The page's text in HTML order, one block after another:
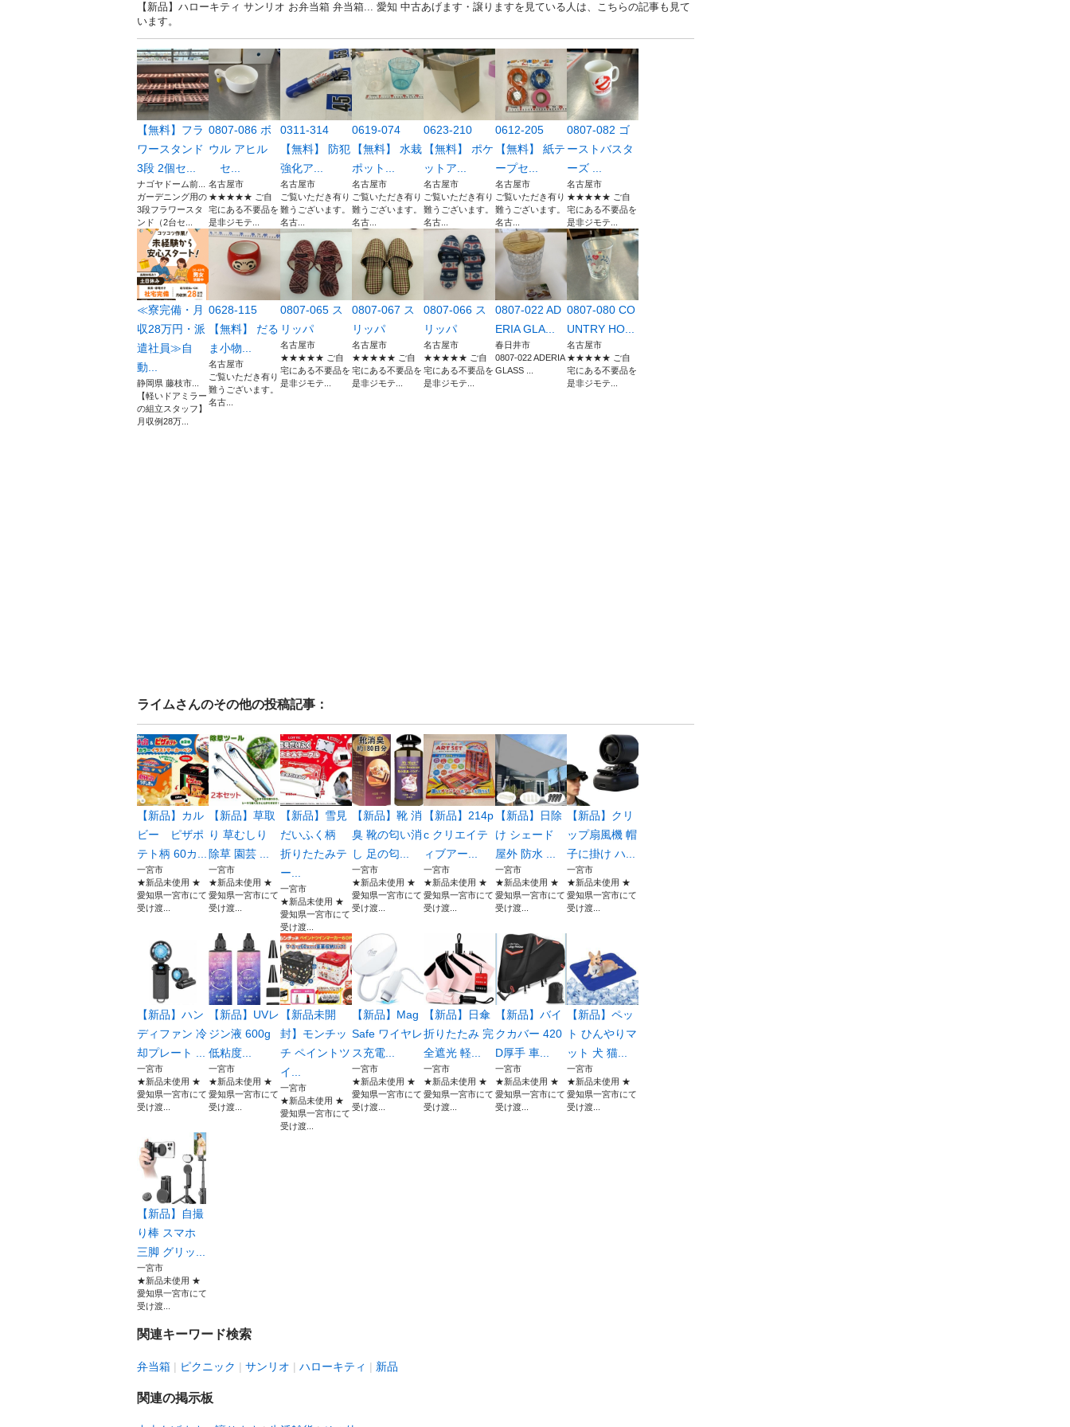
【新品】ハローキティ サンリオ お弁当箱 弁当箱... 愛知 中古あげます・譲りますを見ている人は、こちらの記事も見て
います。
【無料】フラ
ワースタンド
3段 2個セ...
ナゴヤドーム前...
ガーデニング用の
3段フラワースタ
ンド（2台セ...
0807-086 ボ
ウル アヒル
セ...
名古屋市
★★★★★ ご自
宅にある不要品を
是非ジモテ...
0311-314
【無料】 防犯
強化ア...
名古屋市
ご覧いただき有り
難うございます。
名古...
0619-074
【無料】 水栽
ポット...
名古屋市
ご覧いただき有り
難うございます。
名古...
0623-210
【無料】 ポケ
ットア...
名古屋市
ご覧いただき有り
難うございます。
名古...
0612-205
【無料】 紙テ
ープセ...
名古屋市
ご覧いただき有り
難うございます。
名古...
0807-082 ゴ
ーストバスタ
ーズ ...
名古屋市
★★★★★ ご自
宅にある不要品を
是非ジモテ...
≪寮完備・月
収28万円・派
遣社員≫自
動...
静岡県 藤枝市...
【軽いドアミラー
の組立スタッフ】
月収例28万...
0628-115
【無料】 だる
ま小物...
名古屋市
ご覧いただき有り
難うございます。
名古...
0807-065 ス
リッパ
名古屋市
★★★★★ ご自
宅にある不要品を
是非ジモテ...
0807-067 ス
リッパ
名古屋市
★★★★★ ご自
宅にある不要品を
是非ジモテ...
0807-066 ス
リッパ
名古屋市
★★★★★ ご自
宅にある不要品を
是非ジモテ...
0807-022 AD
ERIA GLA...
春日井市
0807-022 ADERIA
GLASS ...
0807-080 CO
UNTRY HO...
名古屋市
★★★★★ ご自
宅にある不要品を
是非ジモテ...
ライムさんのその他の投稿記事：
【新品】カル
ビー ピザポ
テト柄 60カ...
一宮市
★新品未使用 ★
愛知県一宮市にて
受け渡...
【新品】草取
り 草むしり
除草 園芸 ...
一宮市
★新品未使用 ★
愛知県一宮市にて
受け渡...
【新品】雪見
だいふく柄
折りたたみテ
ー...
一宮市
★新品未使用 ★
愛知県一宮市にて
受け渡...
【新品】靴 消
臭 靴の匂い消
し 足の匂...
一宮市
★新品未使用 ★
愛知県一宮市にて
受け渡...
【新品】214p
c クリエイテ
ィブアー...
一宮市
★新品未使用 ★
愛知県一宮市にて
受け渡...
【新品】日除
け シェード
屋外 防水 ...
一宮市
★新品未使用 ★
愛知県一宮市にて
受け渡...
【新品】クリ
ップ扇風機 帽
子に掛け ハ...
一宮市
★新品未使用 ★
愛知県一宮市にて
受け渡...
【新品】ハン
ディファン 冷
却プレート ...
一宮市
★新品未使用 ★
愛知県一宮市にて
受け渡...
【新品】UVレ
ジン液 600g
低粘度...
一宮市
★新品未使用 ★
愛知県一宮市にて
受け渡...
【新品未開
封】モンチッ
チ ペイントツ
イ...
一宮市
★新品未使用 ★
愛知県一宮市にて
受け渡...
【新品】Mag
Safe ワイヤレ
ス充電...
一宮市
★新品未使用 ★
愛知県一宮市にて
受け渡...
【新品】日傘
折りたたみ 完
全遮光 軽...
一宮市
★新品未使用 ★
愛知県一宮市にて
受け渡...
【新品】バイ
クカバー 420
D厚手 車...
一宮市
★新品未使用 ★
愛知県一宮市にて
受け渡...
【新品】ペッ
ト ひんやりマ
ット 犬 猫...
一宮市
★新品未使用 ★
愛知県一宮市にて
受け渡...
【新品】自撮
り棒 スマホ
三脚 グリッ...
一宮市
★新品未使用 ★
愛知県一宮市にて
受け渡...
関連キーワード検索
弁当箱 ピクニック サンリオ ハローキティ 新品
関連の掲示板